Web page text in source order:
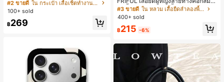
วมสำหรับผู้หญิง
#2 ขายดี
ใน กระเป๋า เสื้อเชิ้ตทำงานมีกระเป๋า
100+ sold
฿269
ขนสั้นปลายแขนพับ เสื้อยืดกราฟิกฤดูร้
อน
#3 ขายดี
ใน หลวม เสื้อยืดลำลองพื้นฐาน
400+ sold
฿215 -6%